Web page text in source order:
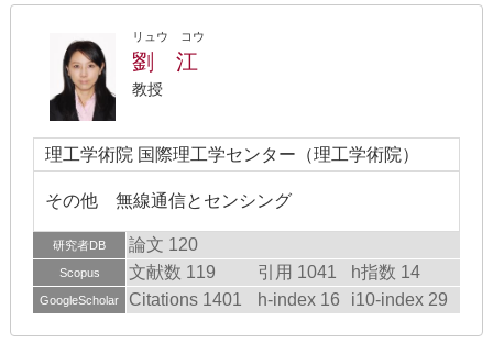
リュウ コウ
劉 江
教授
理工学術院 国際理工学センター（理工学術院）
その他 無線通信とセンシング
研究者DB 論文 120
Scopus 文献数 119 引用 1041 h指数 14
GoogleScholar Citations 1401 h-index 16 i10-index 29